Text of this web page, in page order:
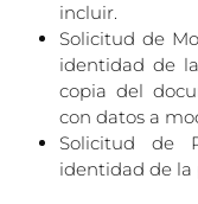
incluir.
Solicitud de
identidad de
copia del
con datos a
Solicitud de
identidad de la